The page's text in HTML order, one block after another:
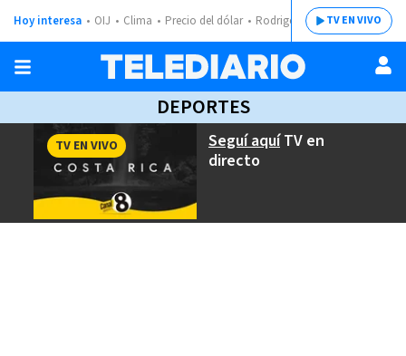
Hoy interesa OIJ Clima Precio del dólar Rodrigo ChavesTV EN VIVO
DEPORTES
Seguí aquíTV en
directo
TV EN VIVO